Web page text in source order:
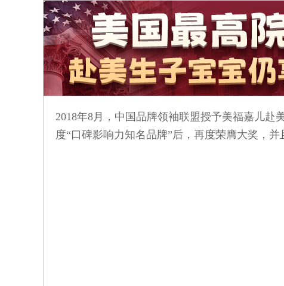
2018年8月，中国品牌领袖联盟授予美福嘉儿赴
度“口碑影响力知名品牌”后，再度荣膺大奖，并